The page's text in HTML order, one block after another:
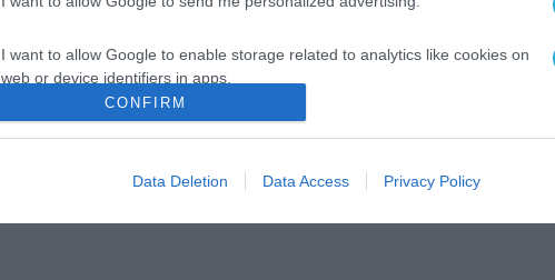
I want to allow Google to enable storage related to analytics like cookies on
web or device identifiers in apps.
I want to allow Google to enable storage related to functionality of the website
I want to allow Google to enable storage related to personalization.
CONFIRM
Data Deletion Data Access Privacy Policy